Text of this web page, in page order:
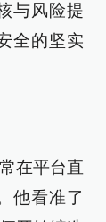
与风险提
全的坚实
在平台直
他看准了